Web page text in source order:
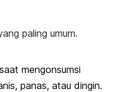
paling umum.
mengonsumsi
panas, atau dingin.